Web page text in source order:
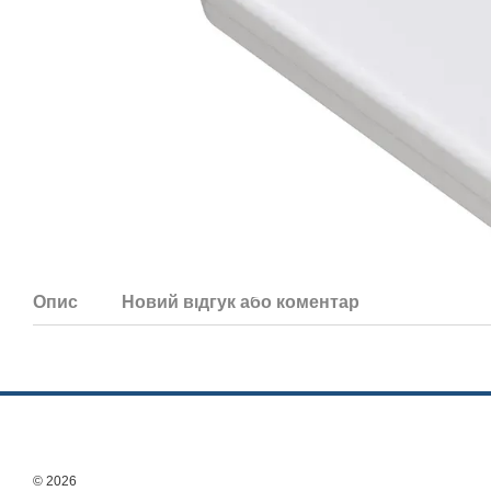
Опис Новий відгук або коментар
© 2026